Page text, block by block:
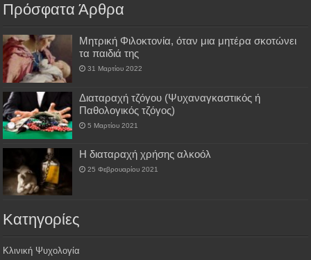
Πρόσφατα Άρθρα
Μητρική Φιλοκτονία, όταν μια μητέρα σκοτώνει
τα παιδιά της
31 Μαρτίου 2022
Διαταραχή τζόγου (Ψυχαναγκαστικός ή
Παθολογικός τζόγος)
5 Μαρτίου 2021
H διαταραχή χρήσης αλκοόλ
25 Φεβρουαρίου 2021
Kατηγορίες
Κλινική Ψυχολογία